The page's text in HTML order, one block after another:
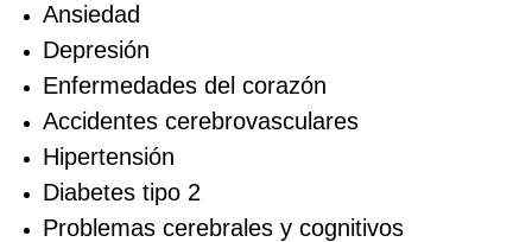
Ansiedad
Depresión
Enfermedades del corazón
Accidentes cerebrovasculares
Hipertensión
Diabetes tipo 2
Problemas cerebrales y cognitivos